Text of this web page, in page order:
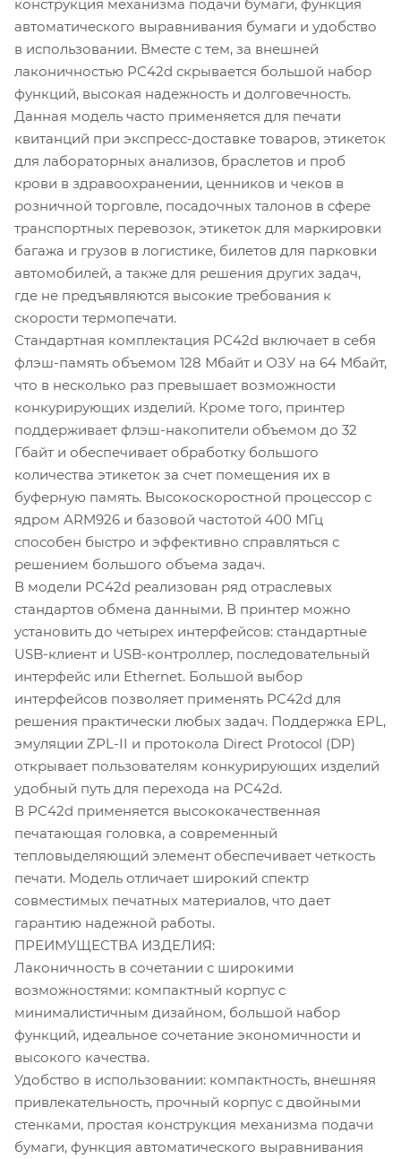
конструкция механизма подачи бумаги, функция
автоматического выравнивания бумаги и удобство
в использовании. Вместе с тем, за внешней
лаконичностью PC42d скрывается большой набор
функций, высокая надежность и долговечность.
Данная модель часто применяется для печати
квитанций при экспресс-доставке товаров, этикеток
для лабораторных анализов, браслетов и проб
крови в здравоохранении, ценников и чеков в
розничной торговле, посадочных талонов в сфере
транспортных перевозок, этикеток для маркировки
багажа и грузов в логистике, билетов для парковки
автомобилей, а также для решения других задач,
где не предъявляются высокие требования к
скорости термопечати.
Стандартная комплектация PC42d включает в себя
флэш-память объемом 128 Мбайт и ОЗУ на 64 Мбайт,
что в несколько раз превышает возможности
конкурирующих изделий. Кроме того, принтер
поддерживает флэш-накопители объемом до 32
Гбайт и обеспечивает обработку большого
количества этикеток за счет помещения их в
буферную память. Высокоскоростной процессор с
ядром ARM926 и базовой частотой 400 МГц
способен быстро и эффективно справляться с
решением большого объема задач.
В модели PC42d реализован ряд отраслевых
стандартов обмена данными. В принтер можно
установить до четырех интерфейсов: стандартные
USB-клиент и USB-контроллер, последовательный
интерфейс или Ethernet. Большой выбор
интерфейсов позволяет применять PC42d для
решения практически любых задач. Поддержка EPL,
эмуляции ZPL-II и протокола Direct Protocol (DP)
открывает пользователям конкурирующих изделий
удобный путь для перехода на PC42d.
В PC42d применяется высококачественная
печатающая головка, а современный
тепловыделяющий элемент обеспечивает четкость
печати. Модель отличает широкий спектр
совместимых печатных материалов, что дает
гарантию надежной работы.
ПРЕИМУЩЕСТВА ИЗДЕЛИЯ:
Лаконичность в сочетании с широкими
возможностями: компактный корпус с
минималистичным дизайном, большой набор
функций, идеальное сочетание экономичности и
высокого качества.
Удобство в использовании: компактность, внешняя
привлекательность, прочный корпус с двойными
стенками, простая конструкция механизма подачи
бумаги, функция автоматического выравнивания